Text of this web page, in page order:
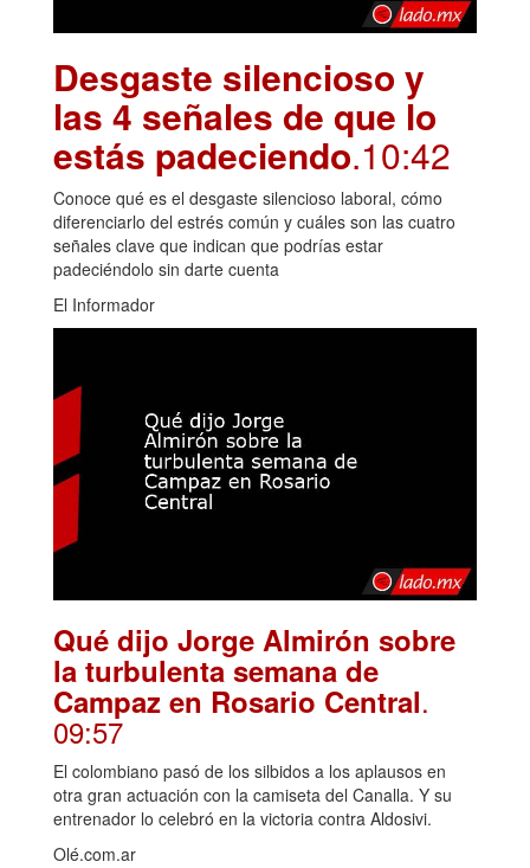
Desgaste silencioso y
las 4 señales de que lo
estás padeciendo.10:42
Conoce qué es el desgaste silencioso laboral, cómo
diferenciarlo del estrés común y cuáles son las cuatro
señales clave que indican que podrías estar
padeciéndolo sin darte cuenta
El Informador
Qué dijo Jorge Almirón sobre
la turbulenta semana de
Campaz en Rosario Central.
09:57
El colombiano pasó de los silbidos a los aplausos en
otra gran actuación con la camiseta del Canalla. Y su
entrenador lo celebró en la victoria contra Aldosivi.
Olé.com.ar